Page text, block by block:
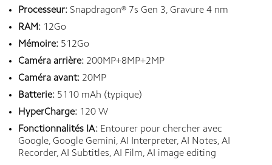
Processeur: Snapdragon® 7s Gen 3, Gravure 4 nm
RAM: 12Go
Mémoire: 512Go
Caméra arrière: 200MP+8MP+2MP
Caméra avant: 20MP
Batterie: 5110 mAh (typique)
HyperCharge: 120 W
Fonctionnalités IA: Entourer pour chercher avec
Google, Google Gemini, AI Interpreter, AI Notes, AI
Recorder, AI Subtitles, AI Film, AI image editing